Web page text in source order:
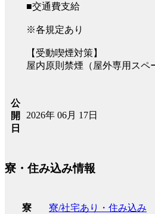
■交通費支給
※各規定あり
【受動喫煙対策】
屋内原則禁煙（屋外専用スペ
公
開
日
2026年 06月 17日
寮・住み込み情報
寮 寮/社宅あり・住み込み